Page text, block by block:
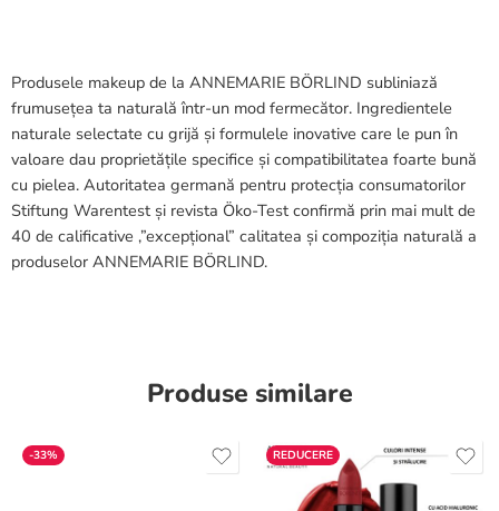
Produsele makeup de la ANNEMARIE BÖRLIND subliniază
frumusețea ta naturală într-un mod fermecător. Ingredientele
naturale selectate cu grijă și formulele inovative care le pun în
valoare dau proprietățile specifice și compatibilitatea foarte bună
cu pielea. Autoritatea germană pentru protecția consumatorilor
Stiftung Warentest și revista Öko-Test confirmă prin mai mult de
40 de calificative ,”excepțional” calitatea și compoziția naturală a
produselor ANNEMARIE BÖRLIND.
Produse similare
-33% REDUCERE